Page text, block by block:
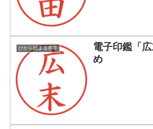
ひから始まる名字
電子印鑑「
め